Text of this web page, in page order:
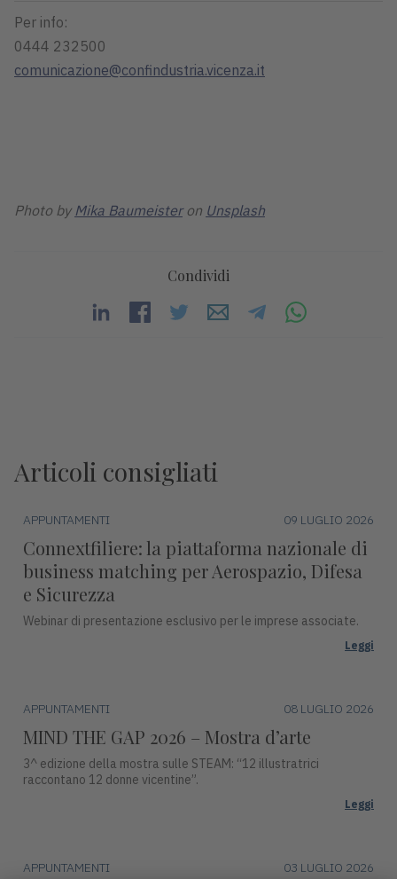
Per info:
0444 232500
comunicazione@confindustria.vicenza.it
Photo by Mika Baumeisteron Unsplash
Condividi
Articoli consigliati
APPUNTAMENTI 09 LUGLIO 2026
Connextfiliere: la piattaforma nazionale di
business matching per Aerospazio, Difesa
e Sicurezza
Webinar di presentazione esclusivo per le imprese associate.
Leggi
APPUNTAMENTI 08 LUGLIO 2026
MIND THE GAP 2026 – Mostra d’arte
3^ edizione della mostra sulle STEAM: “12 illustratrici
raccontano 12 donne vicentine”.
Leggi
APPUNTAMENTI 03 LUGLIO 2026